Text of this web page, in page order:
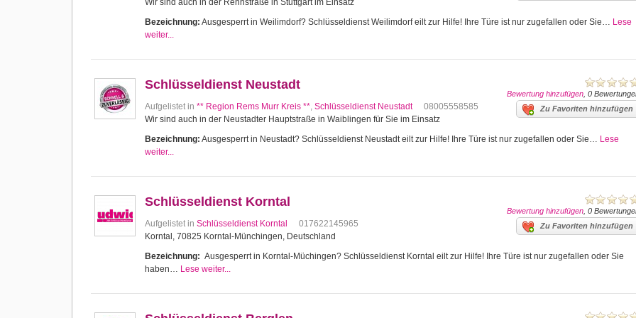
Wir sind auch in der Rennstraße in Stuttgart im Einsatz
Bezeichnung: Ausgesperrt in Weilimdorf? Schlüsseldienst Weilimdorf eilt zur Hilfe! Ihre Türe ist nur zugefallen oder Sie… Lese
weiter...
Bewertung hinzufügen , 0
Schlüsseldienst Neustadt
Aufgelistet in ** Region Rems Murr Kreis **, Schlüsseldienst Neustadt Zu Favoriten hinzufügen
08005558585
Wir sind auch in der Neustadter Hauptstraße in Waiblingen für Sie im Einsatz
Bezeichnung: Ausgesperrt in Neustadt? Schlüsseldienst Neustadt eilt zur Hilfe! Ihre Türe ist nur zugefallen oder Sie… Lese
weiter...
Bewertung hinzufügen , 0
Schlüsseldienst Korntal
Aufgelistet in Schlüsseldienst Korntal Zu Favoriten hinzufügen
017622145965
Korntal, 70825 Korntal-Münchingen, Deutschland
Bezeichnung: Ausgesperrt in Korntal-Müchingen? Schlüsseldienst Korntal eilt zur Hilfe! Ihre Türe ist nur zugefallen oder Sie
haben… Lese weiter...